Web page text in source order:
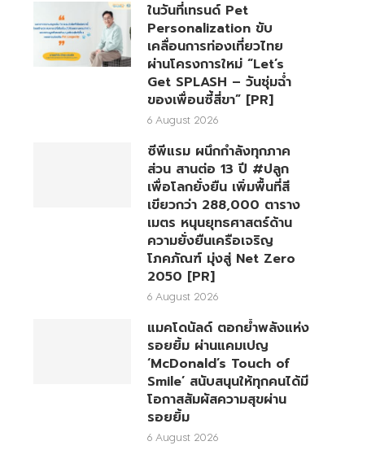
ในวันที่เทรนด์ Pet
Personalization ขับ
เคลื่อนการท่องเที่ยวไทย
ผ่านโครงการใหม่ “Let’s
Get SPLASH – วันชุ่มฉ่ำ
ของเพื่อนซี้สี่ขา” [PR]
6 August 2026
ซีพีแรม ผนึกกำลังทุกภาค
ส่วน สานต่อ 13 ปี #ปลูก
เพื่อโลกยั่งยืน เพิ่มพื้นที่สี
เขียวกว่า 288,000 ตาราง
เมตร หนุนยุทธศาสตร์ด้าน
ความยั่งยืนเครือเจริญ
โภคภัณฑ์ มุ่งสู่ Net Zero
2050 [PR]
6 August 2026
แมคโดนัลด์ ตอกย้ำพลังแห่ง
รอยยิ้ม ผ่านแคมเปญ
‘McDonald’s Touch of
Smile’ สนับสนุนให้ทุกคนได้มี
โอกาสสัมผัสความสุขผ่าน
รอยยิ้ม
6 August 2026